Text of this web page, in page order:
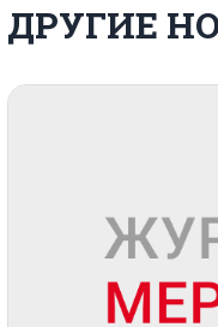
ДРУГИЕ